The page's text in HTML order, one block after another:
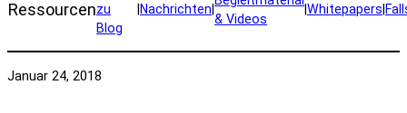
Ressourcenzu
Blog
Nachrichten
& Videos
Whitepapers
Januar 24, 2018